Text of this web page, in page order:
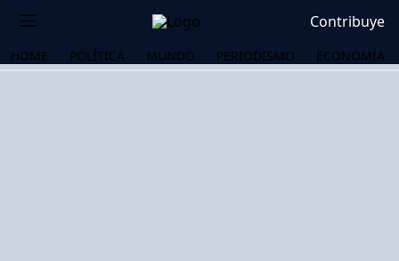
Contribuye
HOME POLÍTICA MUNDO PERIODISMO ECONOMÍA